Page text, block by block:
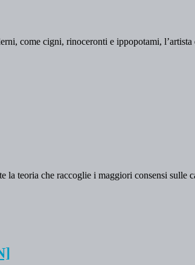
come cigni, rinoceronti e ippopotami, l’artista
la teoria che raccoglie i maggiori consensi sulle